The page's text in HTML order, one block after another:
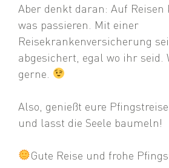
Aber denkt daran: Auf
was passieren. Mit einer
Reisekrankenversicherung
abgesichert, egal wo ihr seid.
gerne.
Also, genießt eure
und lasst die Seele baumeln!
Gute Reise und frohe